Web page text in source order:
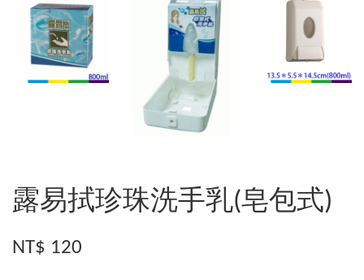
露易拭珍珠洗手乳(皂包式)
NT$ 120